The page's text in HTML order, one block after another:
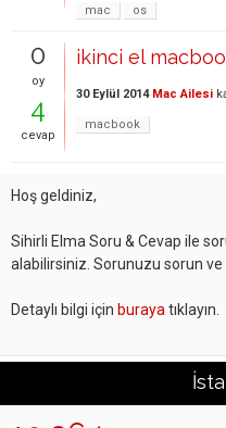
mac os
0
oy
4
cevap
ikinci el
30 Eylül 2014 Mac Ailesi
macbook
Hoş geldiniz,
Sihirli Elma Soru & Cevap ile
alabilirsiniz. Sorunuzu sorun ve
Detaylı bilgi için buraya tıklayın.